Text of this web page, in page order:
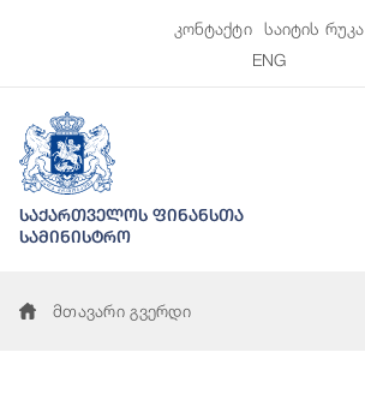
კონტაქტი
საიტის რუკა
ENG
საქართველოს ფინანსთა
სამინისტრო
მთავარი გვერდი